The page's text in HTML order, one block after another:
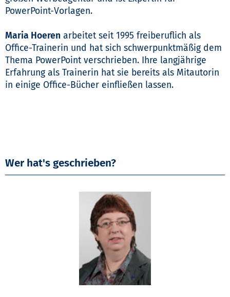
PowerPoint-Vorlagen.
Maria Hoeren arbeitet seit 1995 freiberuflich als
Office-Trainerin und hat sich schwerpunktmäßig dem
Thema PowerPoint verschrieben. Ihre langjährige
Erfahrung als Trainerin hat sie bereits als Mitautorin
in einige Office-Bücher einfließen lassen.
Wer hat's geschrieben?